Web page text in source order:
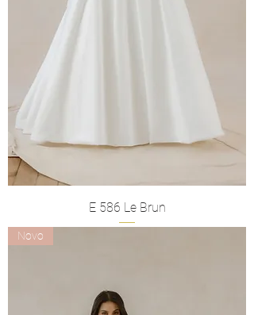
E 586 Le Brun
Novo